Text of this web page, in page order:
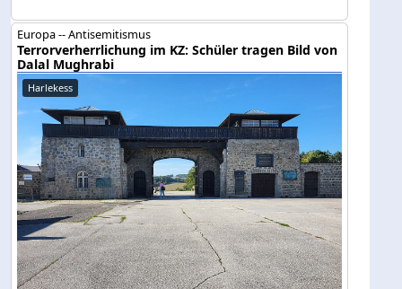
Europa -- Antisemitismus
Terrorverherrlichung im KZ: Schüler tragen Bild von
Dalal Mughrabi
Harlekess